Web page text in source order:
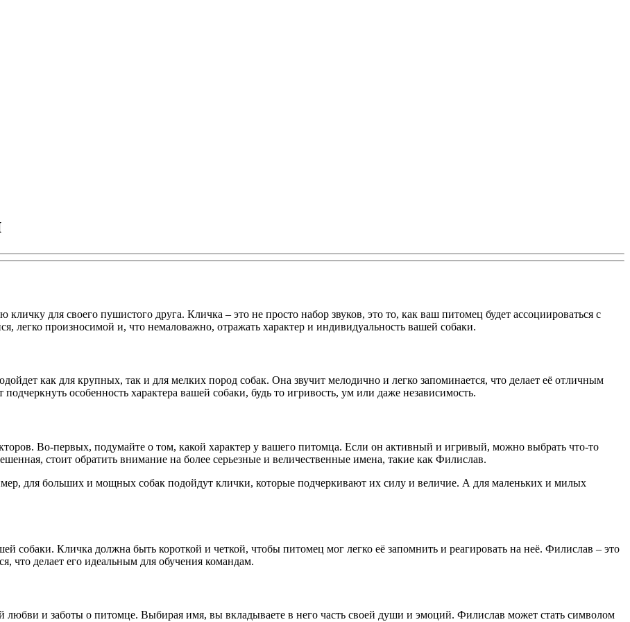
для своего пушистого друга. Кличка – это не просто набор звуков, это то, как ваш питомец будет ассоциироваться с
произносимой и, что немаловажно, отражать характер и индивидуальность вашей собаки.
как для крупных, так и для мелких пород собак. Она звучит мелодично и легко запоминается, что делает её отличным
особенность характера вашей собаки, будь то игривость, ум или даже независимость.
Во-первых, подумайте о том, какой характер у вашего питомца. Если он активный и игривый, можно выбрать что-то
стоит обратить внимание на более серьезные и величественные имена, такие как Филислав.
для больших и мощных собак подойдут клички, которые подчеркивают их силу и величие. А для маленьких и милых
собаки. Кличка должна быть короткой и четкой, чтобы питомец мог легко её запомнить и реагировать на неё. Филислав – это
что делает его идеальным для обучения командам.
любви и заботы о питомце. Выбирая имя, вы вкладываете в него часть своей души и эмоций. Филислав может стать символом